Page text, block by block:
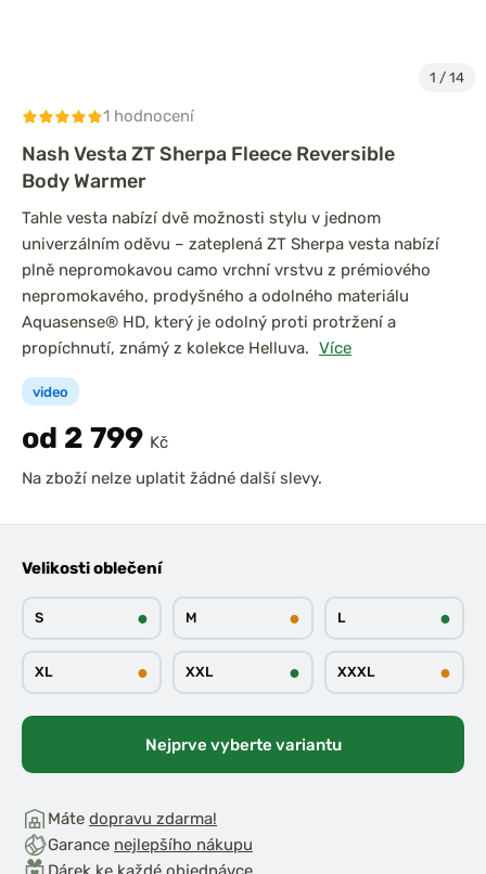
1 / 14
1 hodnocení
Nash Vesta ZT Sherpa Fleece Reversible
Body Warmer
video
Tahle vesta nabízí dvě možnosti stylu v jednom
univerzálním oděvu – zateplená ZT Sherpa vesta nabízí
plně nepromokavou camo vrchní vrstvu z prémiového
nepromokavého, prodyšného a odolného materiálu
Aquasense® HD, který je odolný proti protržení a
propíchnutí, známý z kolekce Helluva. Více
od 2 799 Kč
Na zboží nelze uplatit žádné další slevy.
Velikosti oblečení
S ● M ● L ●
XL ● XXL ● XXXL ●
Nejprve vyberte variantu
Máte dopravu zdarma!
Garance nejlepšího nákupu